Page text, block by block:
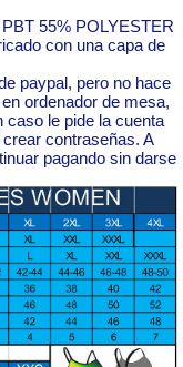
55% POLYESTER
con una capa de
paypal, pero no hace
ordenador de mesa,
caso le pide la cuenta
contraseñas. A
pagando sin darse